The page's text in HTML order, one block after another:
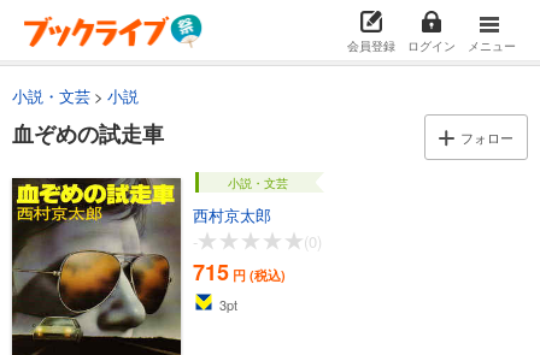
会員登録 ログイン メニュー
小説・文芸 小説
血ぞめの試走車 フォロー
小説・文芸
西村京太郎
-
(0)
715 円 (税込)
3pt